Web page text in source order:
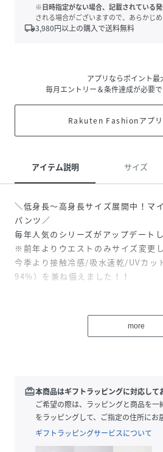
※日時指定がない場合、記載されている
される場合がございますので、あらかじめ
local_shipping3,980円以上の購入で送料無料
アプリならポイント最
毎月エントリー＆条件達成が必要で
Rakuten Fashionアプリ
アイテム説明 サイズ
＼低身長～高身長サイズ展開中！マ
パンツ／
毎年人気のシリーズがアップデート
※前年よりウエストのみサイズ変更
今季より接触冷感/吸水速乾/UVカッ
94%）を兼ね備えました！！
《オンライン限定》
【POINT】
・すとんと落ちる生地感なので、ワ
とした印象で履いていただけます。
・さらさらした生地で真夏でも快適
・きちんと見えするジャージ生地な
more
redeem本商品はギフトラッピングに対応して
ご希望の際は、ラッピングと商品を
をラッピングして、ご指定の住所にお
ギフトラッピングサービスについて